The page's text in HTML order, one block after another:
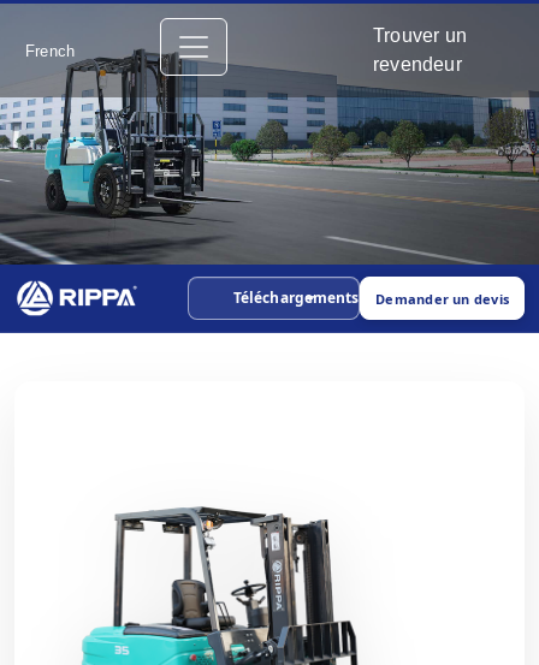
French
Trouver un
revendeur
Téléchargements Demander un devis